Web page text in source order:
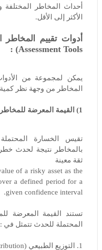
أحداث المخاطر
الأكثر إلى الأقل.
Assessment Tools) :
يمكن لمجموعة من
المخاطر من وجهة نظر
1) القيمة المعرضة للمخاطر Value at Risk (VaR) :
تقيس الخسارة
بالمخاطر نتيجة لحدث
ثقة معينة
of a risky asset as the
a defined period for a
given confidence interval.
تستند القيمة المعرضة
المحتملة للحدث تتمثل في :
1. التوزيع الطبيعي (normal distribution).